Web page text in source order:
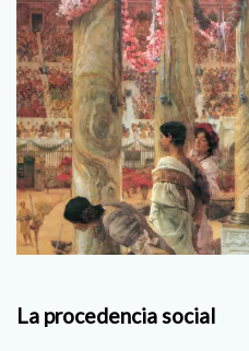
La procedencia social